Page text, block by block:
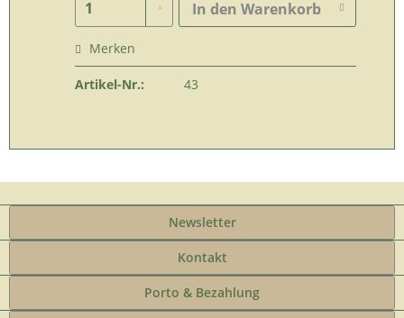
In den Warenkorb
Merken
Artikel-Nr.: 43
Newsletter
Kontakt
Porto & Bezahlung